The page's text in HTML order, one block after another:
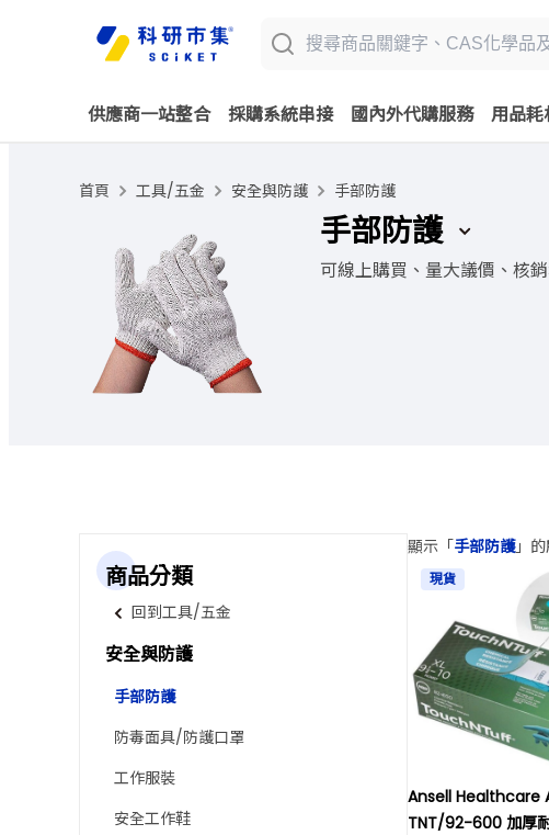
供應商一站整合 採購系統串接 國內外代購服務 用品耗
首頁 工具/五金 安全與防護 手部防護
手部防護
可線上購買、量大議價、核
商品分類
回到工具/五金
安全與防護
手部防護
防毒面具/防護口罩
工作服裝
安全工作鞋
顯示「手部防護」
現貨
Ansell Healthcare
TNT/92-600 加厚